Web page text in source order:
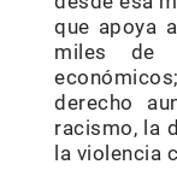
que apoya
miles de
derecho
racismo, la
la violencia